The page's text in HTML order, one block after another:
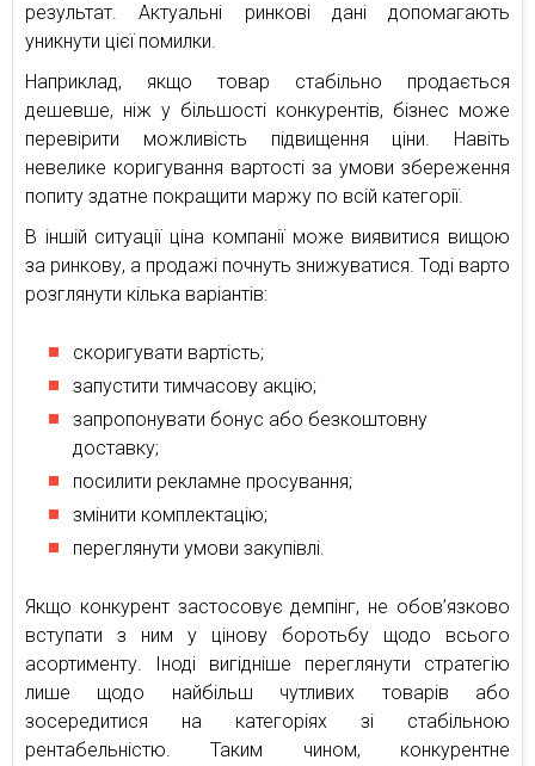
результат. Актуальні ринкові дані допомагають
уникнути цієї помилки.
Наприклад, якщо товар стабільно продається
дешевше, ніж у більшості конкурентів, бізнес може
перевірити можливість підвищення ціни. Навіть
невелике коригування вартості за умови збереження
попиту здатне покращити маржу по всій категорії.
В іншій ситуації ціна компанії може виявитися вищою
за ринкову, а продажі почнуть знижуватися. Тоді варто
розглянути кілька варіантів:
скоригувати вартість;
запустити тимчасову акцію;
запропонувати бонус або безкоштовну
доставку;
посилити рекламне просування;
змінити комплектацію;
переглянути умови закупівлі.
Якщо конкурент застосовує демпінг, не обов’язково
вступати з ним у цінову боротьбу щодо всього
асортименту. Іноді вигідніше переглянути стратегію
лише щодо найбільш чутливих товарів або
зосередитися на категоріях зі стабільною
рентабельністю. Таким чином, конкурентне